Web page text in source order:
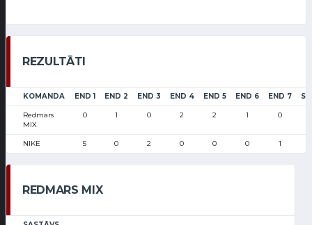
REZULTĀTI
KOMANDA END 1 END 2 END 3 END 4 END 5 END 6 END 7
Redmars
MIX
0 1 0 2 2 1 0
NIKE 5 0 2 0 0 0 1
REDMARS MIX